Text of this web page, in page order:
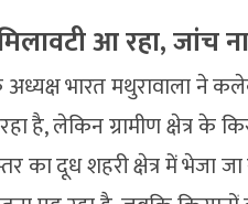
मिलावटी आ रहा, जांच
भारत मथुरावाला ने
है, लेकिन ग्रामीण क्षेत्र के
दूध शहरी क्षेत्र में भेजा जा